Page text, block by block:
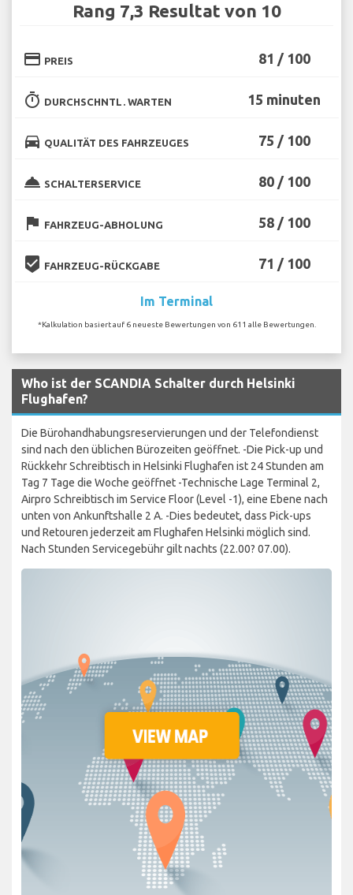
Rang 7,3 Resultat von 10
credit_card PREIS 81 / 100
timer DURCHSCHNTL. WARTEN 15 minuten
directions_car QUALITÄT DES FAHRZEUGES 75 / 100
room_service SCHALTERSERVICE 80 / 100
flag FAHRZEUG-ABHOLUNG 58 / 100
beenhere FAHRZEUG-RÜCKGABE 71 / 100
Im Terminal
*Kalkulation basiert auf 6 neueste Bewertungen von 611 alle Bewertungen.
Who ist der SCANDIA Schalter durch Helsinki
Flughafen?
Die Bürohandhabungsreservierungen und der Telefondienst
sind nach den üblichen Bürozeiten geöffnet. -Die Pick-up und
Rückkehr Schreibtisch in Helsinki Flughafen ist 24 Stunden am
Tag 7 Tage die Woche geöffnet -Technische Lage Terminal 2,
Airpro Schreibtisch im Service Floor (Level -1), eine Ebene nach
unten von Ankunftshalle 2 A. -Dies bedeutet, dass Pick-ups
und Retouren jederzeit am Flughafen Helsinki möglich sind.
Nach Stunden Servicegebühr gilt nachts (22.00? 07.00).